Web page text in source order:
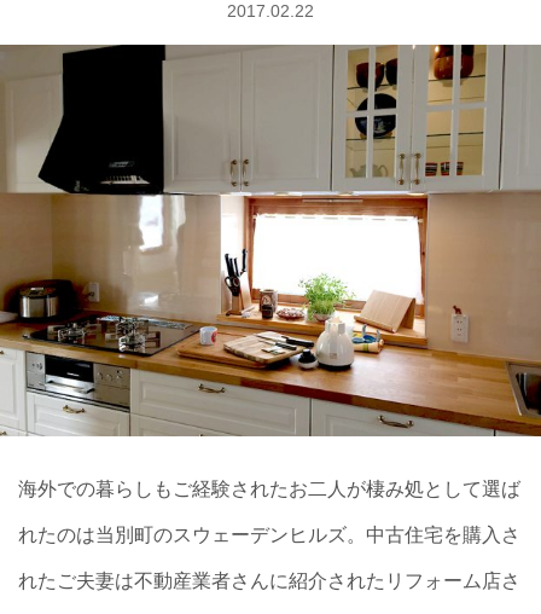
2017.02.22
海外での暮らしもご経験されたお二人が棲み処として選ば
れたのは当別町のスウェーデンヒルズ。中古住宅を購入さ
れたご夫妻は不動産業者さんに紹介されたリフォーム店さ